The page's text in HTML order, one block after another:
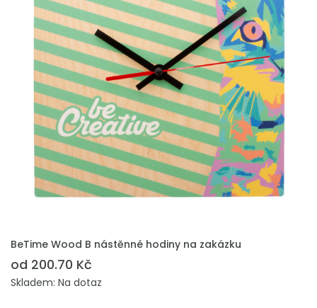
PŘIDAT DO POPTÁVKY
BeTime Wood B nástěnné hodiny na zakázku
od 200.70 Kč
Skladem: Na dotaz